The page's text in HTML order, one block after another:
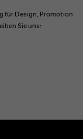
für Design, Promotion
Sie uns: